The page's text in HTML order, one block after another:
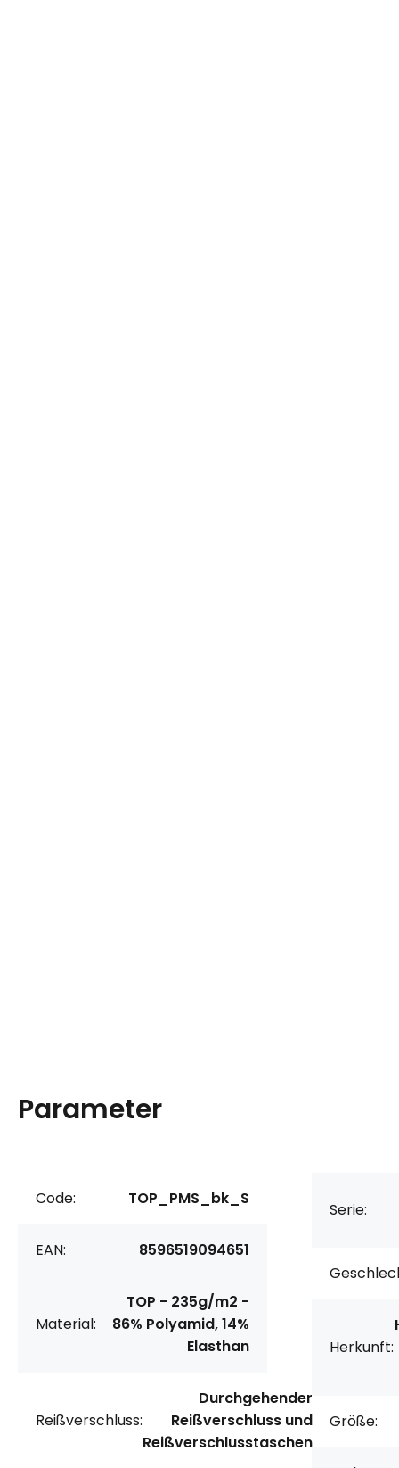
Parameter
Code: TOP_PMS_bk_S
EAN: 8596519094651
Material:
TOP - 235g/m2 -
86% Polyamid, 14%
Elasthan
Reißverschluss:
Durchgehender
Reißverschluss und
Reißverschlusstaschen
Serie:
Herkunft:
Größe: